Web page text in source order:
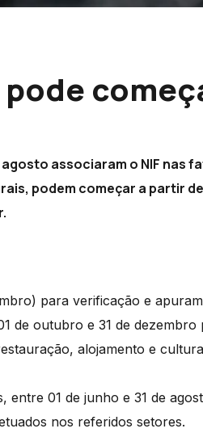
associaram o NIF nas
podem começar a partir
para verificação e
de outubro e 31 de dezembro
alojamento e
entre 01 de junho e 31 de
nos referidos setores.